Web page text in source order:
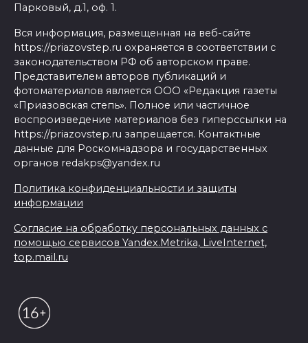
Парковый, д.1, оф. 1.
Вся информация, размещенная на веб-сайте
https://priazovstep.ru охраняется в соответствии с
законодательством РФ об авторском праве.
Представителем авторов публикаций и
фотоматериалов является ООО «Редакция газеты
«Приазовская степь». Полное или частичное
воспроизведение материалов без гиперссылки на
https://priazovstep.ru запрещается. Контактные
данные для Роскомнадзора и государственных
органов redakps@yandex.ru
Политика конфиденциальности и защиты
информации
Согласие на обработку персональных данных с
помощью сервисов Yandex.Metrika, LiveInternet,
top.mail.ru